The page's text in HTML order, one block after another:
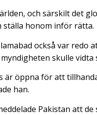
och särskilt det
ställa honom inför rätta.
också var redo
skulle
är öppna för att
han.
Pakistan att